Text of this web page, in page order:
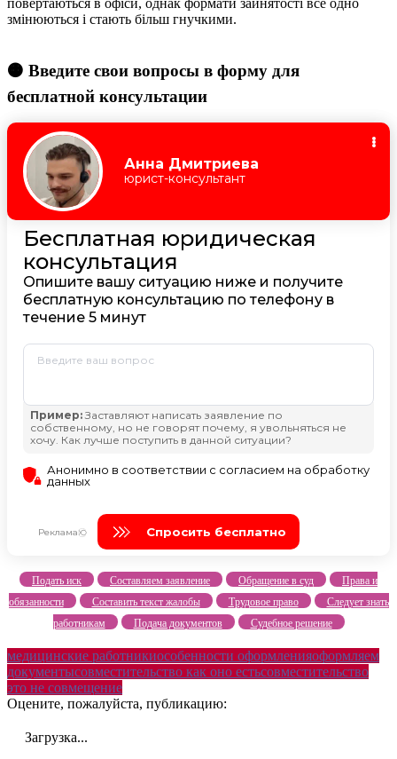
повертаються в офіси, однак формати зайнятості все одно
змінюються і стають більш гнучкими.
🟠 Введите свои вопросы в форму для
бесплатной консультации
Подать иск Составляем заявление Обращение в суд
Права и
обязанности
Составить текст жалобы Трудовое право
Следует знать
работникам
Подача документов Судебное решение
медицинские работникиособенности оформленияоформляем
документысовместительство как оно естьсовместительство
это не совмещение
Оцените, пожалуйста, публикацию:
Загрузка...